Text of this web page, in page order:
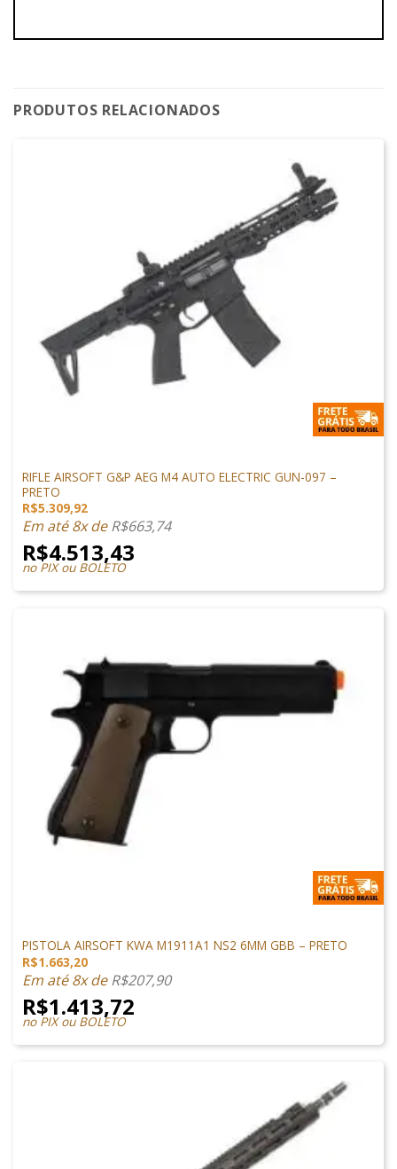
PRODUTOS RELACIONADOS
RIFLE AIRSOFT G&P AEG M4 AUTO ELECTRIC GUN-097 –
PRETO
R$5.309,92
Em até 8x deR$663,74
R$4.513,43
no PIX ou BOLETO
PISTOLA AIRSOFT KWA M1911A1 NS2 6MM GBB – PRETO
R$1.663,20
Em até 8x deR$207,90
R$1.413,72
no PIX ou BOLETO